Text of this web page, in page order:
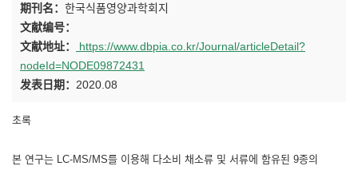
期刊名： 한국식품영양과학회지
文献编号：
文献地址：
https://www.dbpia.co.kr/Journal/articleDetail?
nodeId=NODE09872431
发表日期： 2020.08
초록
본 연구는 LC-MS/MS를 이용해 다소비 채소류 및 서류에 함유된 9종의